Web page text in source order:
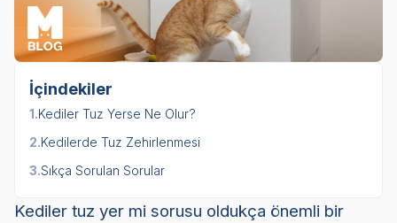
İçindekiler
1.Kediler Tuz Yerse Ne Olur?
2.Kedilerde Tuz Zehirlenmesi
3.Sıkça Sorulan Sorular
Kediler tuz yer mi sorusu oldukça önemli bir